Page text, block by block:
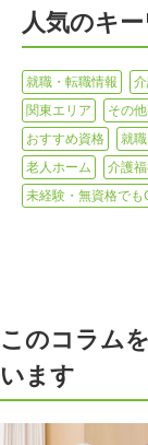
人気のキ
就職・転職情報
関東エリア
その
おすすめ資格
就
老人ホーム
介護
未経験・無資格でも
このコラム
います